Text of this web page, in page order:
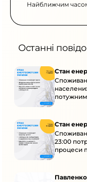
Найближчим
Останні
Стан
Стан
23:00
процеси